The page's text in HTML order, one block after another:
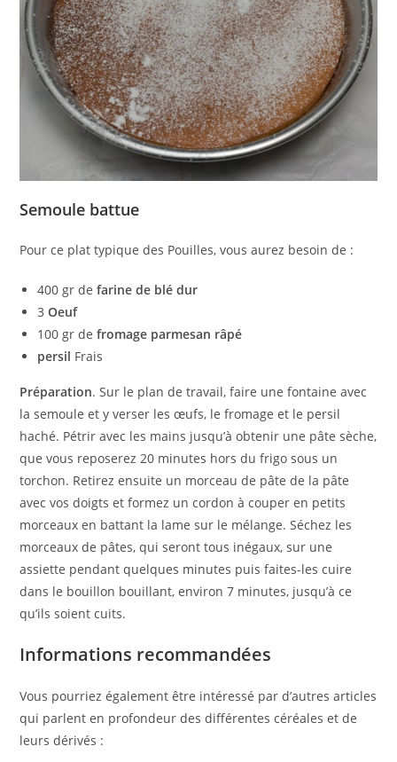
Semoule battue
Pour ce plat typique des Pouilles, vous aurez besoin de :
400 gr defarine de blé dur
3Oeuf
100 gr defromage parmesan râpé
persil Frais
Préparation. Sur le plan de travail, faire une fontaine avec
la semoule et y verser les œufs, le fromage et le persil
haché. Pétrir avec les mains jusqu’à obtenir une pâte sèche,
que vous reposerez 20 minutes hors du frigo sous un
torchon. Retirez ensuite un morceau de pâte de la pâte
avec vos doigts et formez un cordon à couper en petits
morceaux en battant la lame sur le mélange. Séchez les
morceaux de pâtes, qui seront tous inégaux, sur une
assiette pendant quelques minutes puis faites-les cuire
dans le bouillon bouillant, environ 7 minutes, jusqu’à ce
qu’ils soient cuits.
Informations recommandées
Vous pourriez également être intéressé par d’autres articles
qui parlent en profondeur des différentes céréales et de
leurs dérivés :